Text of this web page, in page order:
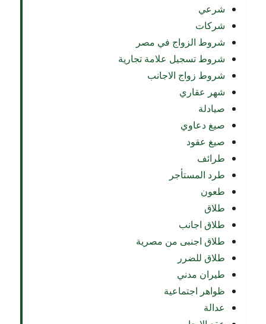
شرعي
شركات
شروط الزواج في مصر
شروط تسجيل علامة تجارية
شروط زواج الاجانب
شهر عقاري
صيادلة
صيغ دعاوي
صيغ عقود
طرائف
طرد المستأجر
طعون
طلاق
طلاق اجانب
طلاق اجنبى من مصرية
طلاق للضرر
طيران مدني
ظواهر اجتماعية
عدالة